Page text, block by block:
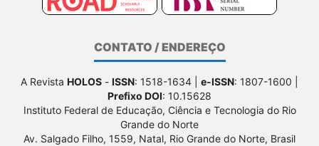
CONTATO / ENDEREÇO
A Revista HOLOS - ISSN: 1518-1634 | e-ISSN: 1807-1600 |
Prefixo DOI: 10.15628
Instituto Federal de Educação, Ciência e Tecnologia do Rio
Grande do Norte
Av. Salgado Filho, 1559, Natal, Rio Grande do Norte, Brasil